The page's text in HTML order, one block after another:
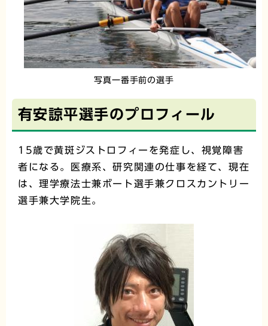
写真一番手前の選手
有安諒平選手のプロフィール
15歳で黄斑ジストロフィーを発症し、視覚障害
者になる。医療系、研究関連の仕事を経て、現在
は、理学療法士兼ボート選手兼クロスカントリー
選手兼大学院生。